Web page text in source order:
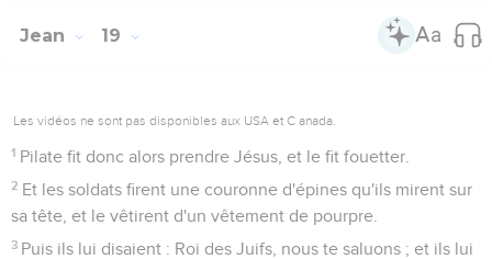
Jean 19
Les vidéos ne sont pas disponibles aux USA et C anada.
1 Pilate fit donc alors prendre Jésus, et le fit fouetter.
2 Et les soldats firent une couronne d'épines qu'ils mirent sur
sa tête, et le vêtirent d'un vêtement de pourpre.
3 Puis ils lui disaient : Roi des Juifs, nous te saluons ; et ils lui